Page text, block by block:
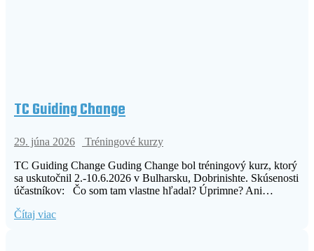
TC Guiding Change
29. júna 2026
Tréningové kurzy
TC Guiding Change Guding Change bol tréningový kurz, ktorý
sa uskutočnil 2.-10.6.2026 v Bulharsku, Dobrinishte. Skúsenosti
účastníkov: Čo som tam vlastne hľadal? Úprimne? Ani…
Čítaj viac